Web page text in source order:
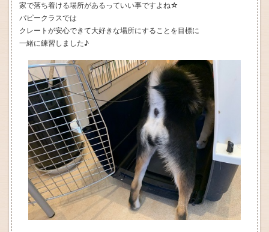
家で落ち着ける場所があるっていい事ですよね☆
パピークラスでは
クレートが安心できて大好きな場所にすることを目標に
一緒に練習しました♪